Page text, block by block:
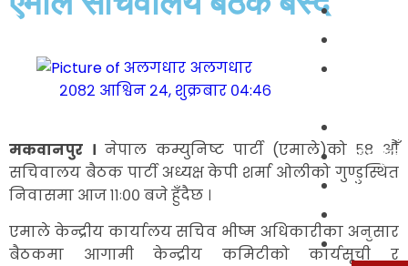
खेलकुद
अन्तर्वार्ता
अन्य
अलगधार
२०८२ आश्विन २४, शुक्रबार ०४:४६
मकवानपुर । नेपाल कम्युनिष्ट पार्टी (एमाले)को ५८ औँ
सचिवालय बैठक पार्टी अध्यक्ष केपी शर्मा ओलीको गुण्डुस्थित
निवासमा आज ११ः०० बजे हुँदैछ ।
एमाले केन्द्रीय कार्यालय सचिव भीष्म अधिकारीका अनुसार
बैठकमा आगामी केन्द्रीय कमिटीको कार्यसूची र